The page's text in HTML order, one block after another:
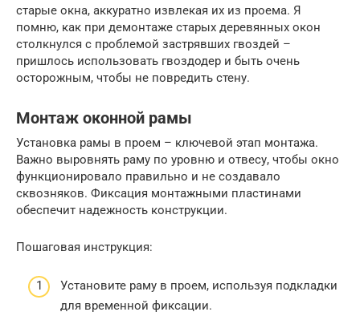
старые окна, аккуратно извлекая их из проема. Я
помню, как при демонтаже старых деревянных окон
столкнулся с проблемой застрявших гвоздей –
пришлось использовать гвоздодер и быть очень
осторожным, чтобы не повредить стену.
Монтаж оконной рамы
Установка рамы в проем – ключевой этап монтажа.
Важно выровнять раму по уровню и отвесу, чтобы окно
функционировало правильно и не создавало
сквозняков. Фиксация монтажными пластинами
обеспечит надежность конструкции.
Пошаговая инструкция:
Установите раму в проем, используя подкладки
для временной фиксации.